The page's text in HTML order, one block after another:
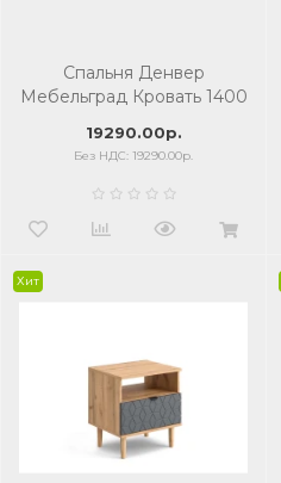
Спальня Денвер
Мебельград Кровать 1400
19290.00р.
Без НДС: 19290.00р.
Хит